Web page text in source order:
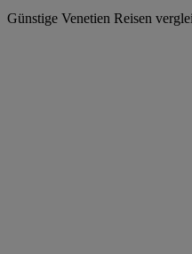
Günstige Venetien Reisen